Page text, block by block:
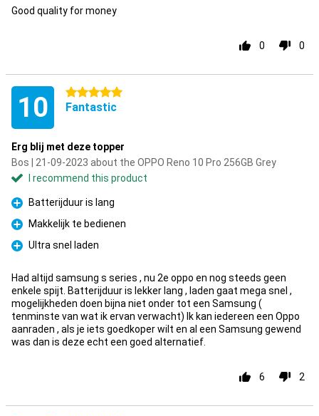
Good quality for money
0 0
10 5 stars
Fantastic
Erg blij met deze topper
Bos | 21-09-2023 about the OPPO Reno 10 Pro 256GB Grey
I recommend this product
Pro
Batterijduur is lang
Pro
Makkelijk te bedienen
Pro
Ultra snel laden
Had altijd samsung s series , nu 2e oppo en nog steeds geen
enkele spijt. Batterijduur is lekker lang , laden gaat mega snel ,
mogelijkheden doen bijna niet onder tot een Samsung (
tenminste van wat ik ervan verwacht) Ik kan iedereen een Oppo
aanraden , als je iets goedkoper wilt en al een Samsung gewend
was dan is deze echt een goed alternatief.
6 2